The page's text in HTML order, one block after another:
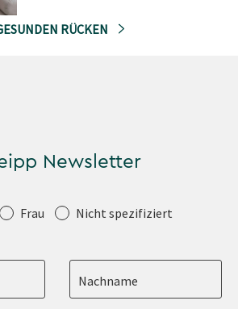
RÜCKEN
Newsletter
Frau Nicht spezifiziert
Nachname